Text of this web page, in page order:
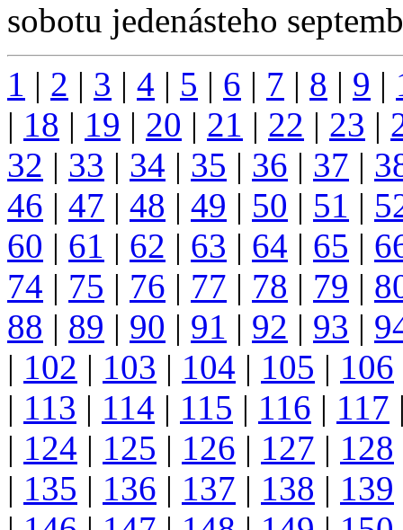
sobotu jedenásteho
1 | 2 | 3 | 4 | 5 | 6 | 7 | 8 | 9 |
| 18 | 19 | 20 | 21 | 22 | 23 |
32 | 33 | 34 | 35 | 36 | 37 |
46 | 47 | 48 | 49 | 50 | 51 |
60 | 61 | 62 | 63 | 64 | 65 |
74 | 75 | 76 | 77 | 78 | 79 |
88 | 89 | 90 | 91 | 92 | 93 |
| 102 | 103 | 104 | 105 | 106
| 113 | 114 | 115 | 116 | 117
| 124 | 125 | 126 | 127 | 128
| 135 | 136 | 137 | 138 | 139